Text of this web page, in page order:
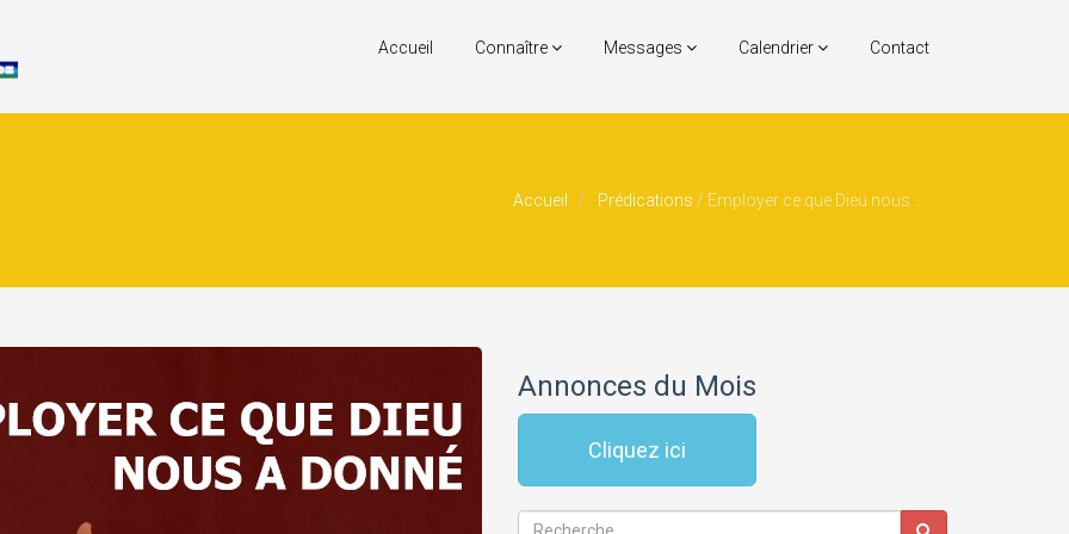
Accueil Connaître Messages Calendrier Contact
Accueil Prédications / Employer ce que Dieu nous a donné
Annonces du Mois
Cliquez ici